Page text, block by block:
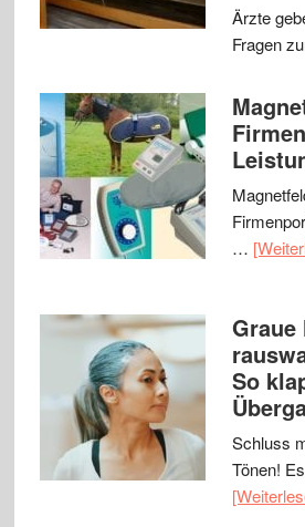
Ärzte
Fragen
…
Graue
So
Schluss
Tönen!